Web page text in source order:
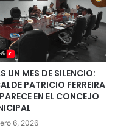
UN MES DE SILENCIO:
PATRICIO FERREIRA
EN EL CONCEJO
6, 2026